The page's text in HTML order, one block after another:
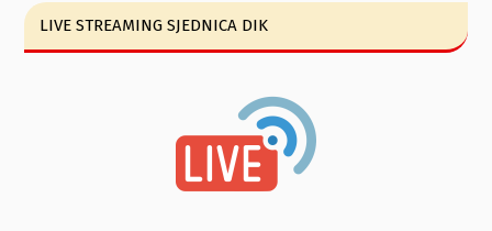
LIVE STREAMING SJEDNICA DIK